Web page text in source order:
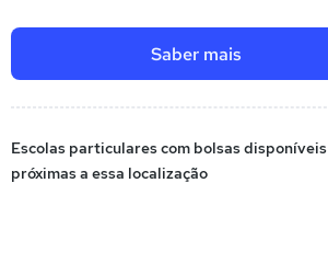
Saber mais
Escolas particulares com bolsas disponíveis
próximas a essa localização